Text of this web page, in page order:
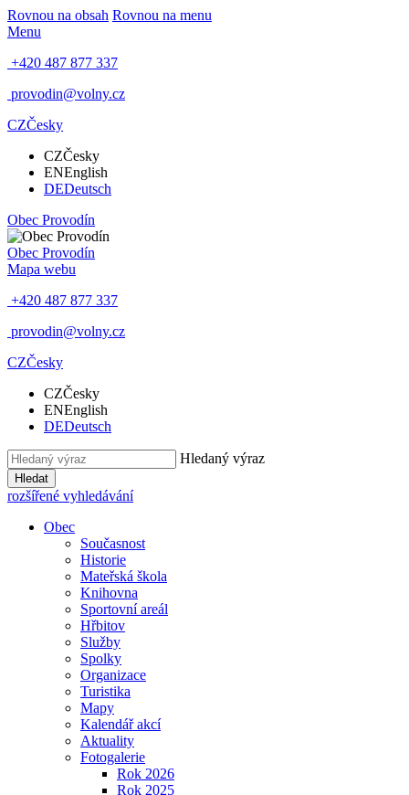
Rovnou na obsah Rovnou na menu
Menu
+420 487 877 337
provodin@volny.cz
CZČesky
CZČesky
ENEnglish
DEDeutsch
Obec Provodín
Obec Provodín
Mapa webu
+420 487 877 337
provodin@volny.cz
CZČesky
CZČesky
ENEnglish
DEDeutsch
Hledaný výraz
Hledat
rozšířené vyhledávání
Obec
Současnost
Historie
Mateřská škola
Knihovna
Sportovní areál
Hřbitov
Služby
Spolky
Organizace
Turistika
Mapy
Kalendář akcí
Aktuality
Fotogalerie
Rok 2026
Rok 2025